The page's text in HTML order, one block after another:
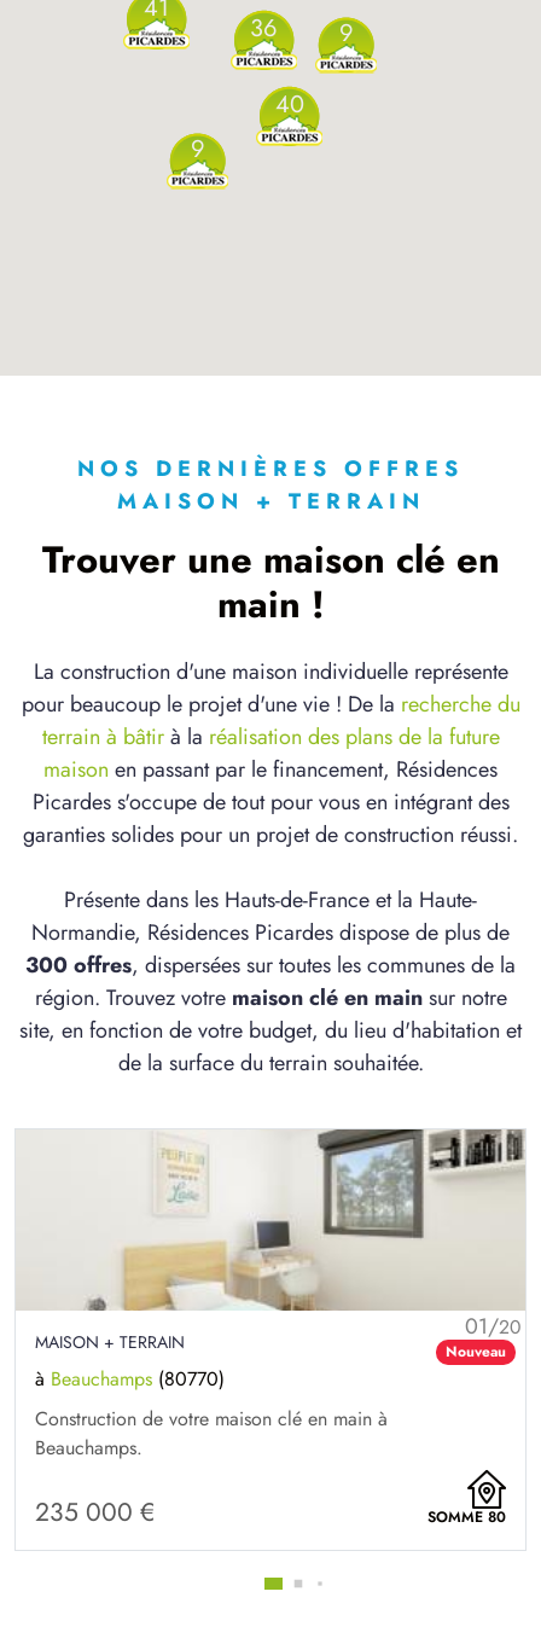
41
40
36 9
9
NOS DERNIÈRES OFFRES
MAISON + TERRAIN
Trouver une maison clé en
main !
La construction d'une maison individuelle représente
pour beaucoup le projet d'une vie ! De la recherche du
terrain à bâtirà la réalisation des plans de la future
maison en passant par le financement, Résidences
Picardes s'occupe de tout pour vous en intégrant des
garanties solides pour un projet de construction réussi.
Présente dans les Hauts-de-France et la Haute-
Normandie, Résidences Picardes dispose de plus de
300 offres, dispersées sur toutes les communes de la
région. Trouvez votre maison clé en mainsur notre
site, en fonction de votre budget, du lieu d'habitation et
de la surface du terrain souhaitée.
01/20
Nouveau
MAISON + TERRAIN
à Beauchamps (80770)
Construction de votre maison clé en main à
Beauchamps.
235 000 € SOMME 80